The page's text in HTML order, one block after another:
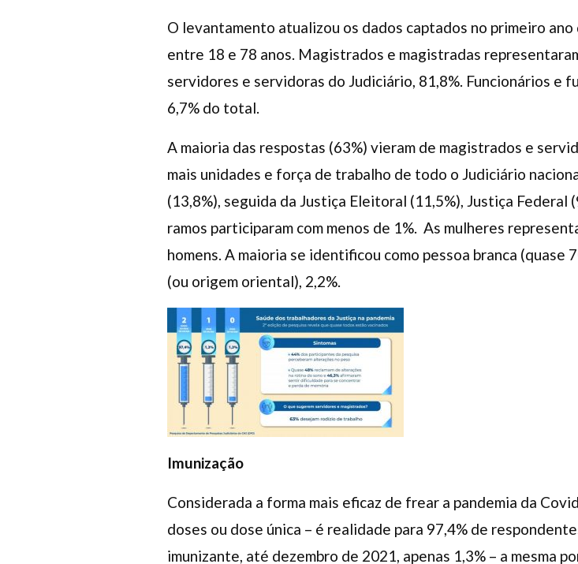
O levantamento atualizou os dados captados no primeiro
entre 18 e 78 anos. Magistrados e magistradas
servidores e servidoras do Judiciário, 81,8%. Funcionários e
6,7% do total.
A maioria das respostas (63%) vieram de magistrados e
mais unidades e força de trabalho de todo o Judiciário
(13,8%), seguida da Justiça Eleitoral (11,5%), Justiça Federal
ramos participaram com menos de 1%. As mulheres
homens. A maioria se identificou como pessoa branca (quase
(ou origem oriental), 2,2%.
Imunização
Considerada a forma mais eficaz de frear a pandemia da
doses ou dose única – é realidade para 97,4% de
imunizante, até dezembro de 2021, apenas 1,3% – a mesma